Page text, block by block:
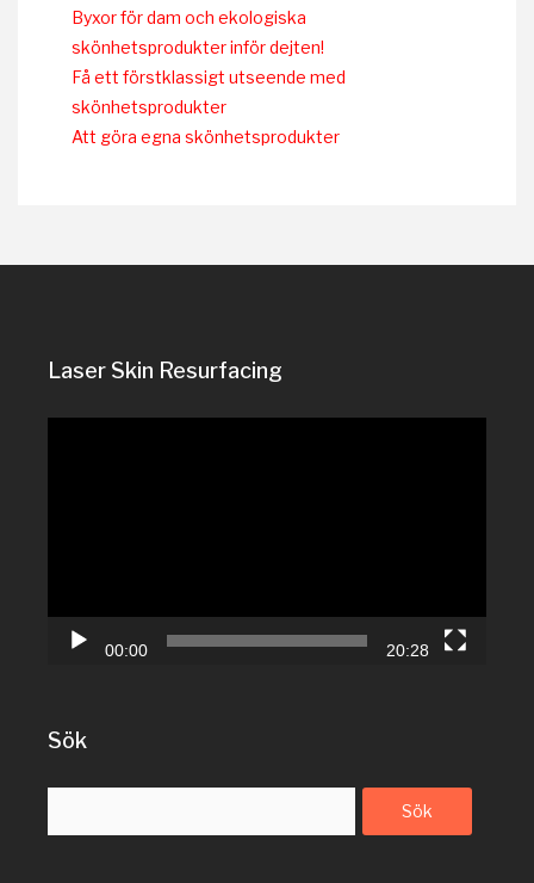
Byxor för dam och ekologiska
skönhetsprodukter inför dejten!
Få ett förstklassigt utseende med
skönhetsprodukter
Att göra egna skönhetsprodukter
Laser Skin Resurfacing
00:00 20:28
Sök